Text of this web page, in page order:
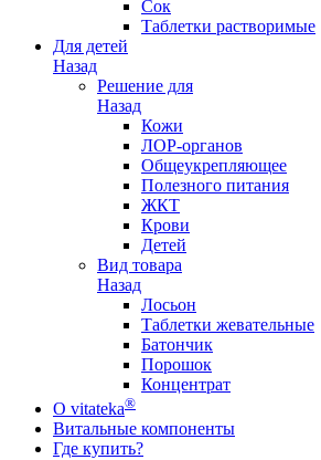
Сок
Таблетки растворимые
Для детей
Назад
Решение для
Назад
Кожи
ЛОР-органов
Общеукрепляющее
Полезного питания
ЖКТ
Крови
Детей
Вид товара
Назад
Лосьон
Таблетки жевательные
Батончик
Порошок
Концентрат
О vitateka®
Витальные компоненты
Где купить?